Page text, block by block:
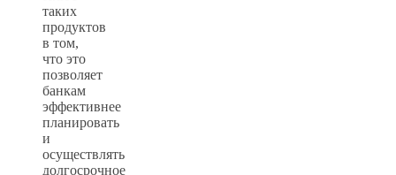
таких
продуктов
в том,
что это
позволяет
банкам
эффективнее
планировать
и
осуществлять
долгосрочное